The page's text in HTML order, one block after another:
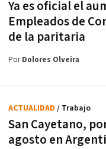
Ya es oficial el
Empleados de
de la paritaria
PorDolores Olveira
San Cayetano,
agosto en
ACTUALIDAD / Trabajo